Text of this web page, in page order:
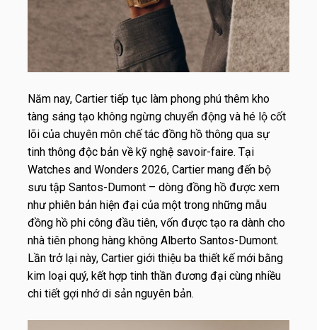
Năm nay, Cartier tiếp tục làm phong phú thêm kho
tàng sáng tạo không ngừng chuyển động và hé lộ cốt
lõi của chuyên môn chế tác đồng hồ thông qua sự
tinh thông độc bản về kỹ nghệ savoir-faire. Tại
Watches and Wonders 2026, Cartier mang đến bộ
sưu tập Santos-Dumont – dòng đồng hồ được xem
như phiên bản hiện đại của một trong những mẫu
đồng hồ phi công đầu tiên, vốn được tạo ra dành cho
nhà tiên phong hàng không Alberto Santos-Dumont.
Lần trở lại này, Cartier giới thiệu ba thiết kế mới bằng
kim loại quý, kết hợp tinh thần đương đại cùng nhiều
chi tiết gợi nhớ di sản nguyên bản.